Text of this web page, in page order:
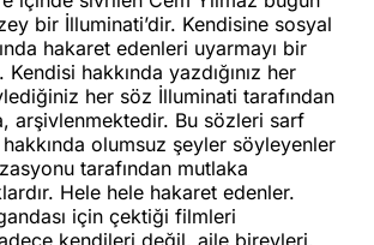
bir İlluminati’dir. Kendisine sosyal
hakaret edenleri uyarmayı bir
hakkında yazdığınız her
her söz İlluminati tarafından
arşivlenmektedir. Bu sözleri sarf
olumsuz şeyler söyleyenler
tarafından mutlaka
Hele hele hakaret edenler.
için çektiği filmleri
kendileri değil, aile bireyleri,